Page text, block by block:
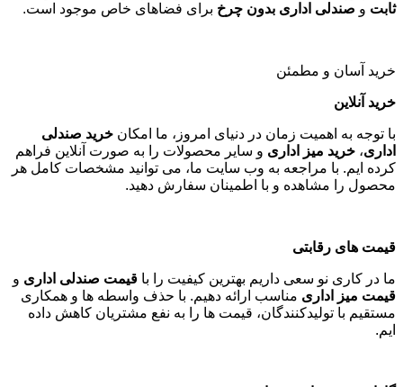
ثابت و صندلی اداری بدون چرخ برای فضاهای خاص موجود است.
خرید آسان و مطمئن
خرید آنلاین
با توجه به اهمیت زمان در دنیای امروز، ما امکان خرید صندلی
اداری، خرید میز اداری و سایر محصولات را به صورت آنلاین فراهم
کرده ایم. با مراجعه به وب سایت ما، می توانید مشخصات کامل هر
محصول را مشاهده و با اطمینان سفارش دهید.
قیمت های رقابتی
ما در کاری نو سعی داریم بهترین کیفیت را با قیمت صندلی اداری و
قیمت میز اداری مناسب ارائه دهیم. با حذف واسطه ها و همکاری
مستقیم با تولیدکنندگان، قیمت ها را به نفع مشتریان کاهش داده
ایم.